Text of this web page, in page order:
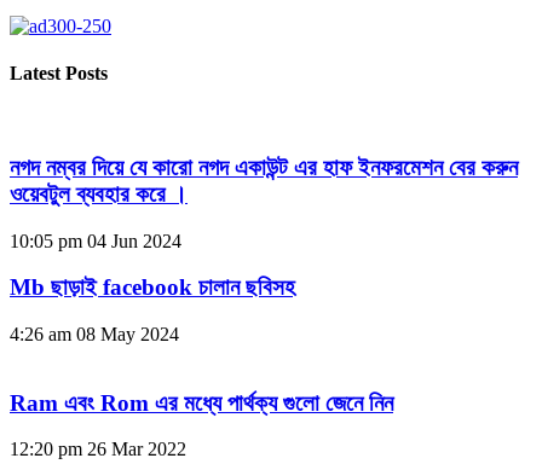
Latest Posts
নগদ নম্বর দিয়ে যে কারো নগদ একাউন্ট এর হাফ ইনফরমেশন বের করুন
ওয়েবটুল ব্যবহার করে ।
10:05 pm 04 Jun 2024
Mb ছাড়াই facebook চালান ছবিসহ
4:26 am 08 May 2024
Ram এবং Rom এর মধ্যে পার্থক্য গুলো জেনে নিন
12:20 pm 26 Mar 2022